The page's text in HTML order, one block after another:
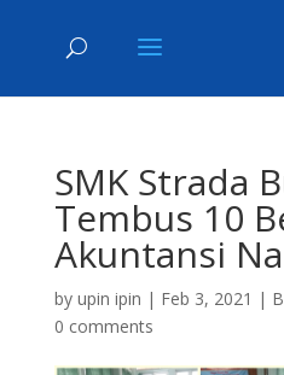
SMK Strada
Tembus 10
Akuntansi
by upin ipin | Feb 3, 2021 |
0 comments